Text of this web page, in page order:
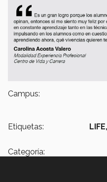
Campus:
Etiquetas: LIFE,
Categoría: